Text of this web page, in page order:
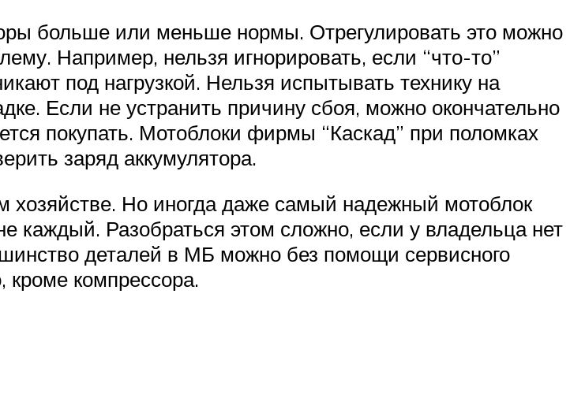
больше или меньше нормы. Отрегулировать это можно
Например, нельзя игнорировать, если “что-то”
под нагрузкой. Нельзя испытывать технику на
Если не устранить причину сбоя, можно окончательно
покупать. Мотоблоки фирмы “Каскад” при поломках
заряд аккумулятора.
хозяйстве. Но иногда даже самый надежный мотоблок
каждый. Разобраться этом сложно, если у владельца нет
деталей в МБ можно без помощи сервисного
кроме компрессора.